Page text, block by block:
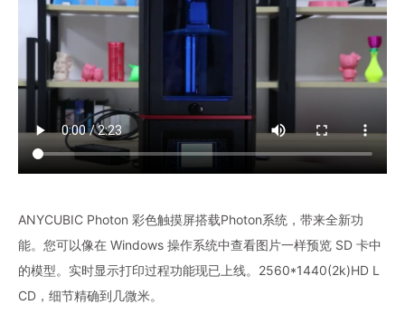
ANYCUBIC Photon 彩色触摸屏搭载Photon系统，带来全新功
能。您可以像在 Windows 操作系统中查看图片一样预览 SD 卡中
的模型。实时显示打印过程功能现已上线。2560*1440(2k)HD L
CD，细节精确到几微米。